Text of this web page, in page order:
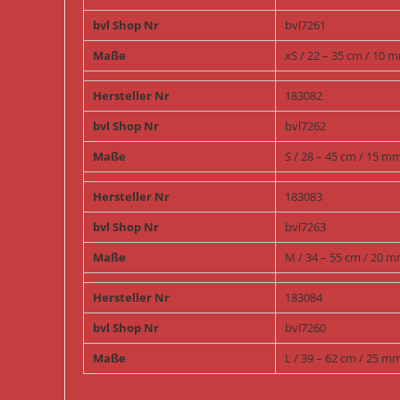
bvl Shop Nr
bvl7261
Maße
xS / 22 – 35 cm / 10
Hersteller Nr
183082
bvl Shop Nr
bvl7262
Maße
S / 28 – 45 cm / 15
Hersteller Nr
183083
bvl Shop Nr
bvl7263
Maße
M / 34 – 55 cm / 20
Hersteller Nr
183084
bvl Shop Nr
bvl7260
Maße
L / 39 – 62 cm / 25